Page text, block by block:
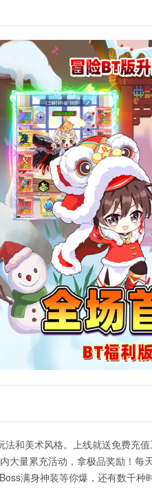
和美术风格。上线就送免费充
大量累充活动，拿极品奖励！每
满身神装等你爆，还有数千